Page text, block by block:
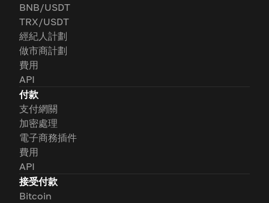
BNB/USDT
TRX/USDT
經紀人計劃
做市商計劃
費用
API
付款
支付網關
加密處理
電子商務插件
費用
API
接受付款
Bitcoin